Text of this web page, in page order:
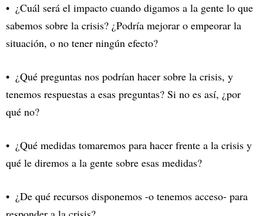
¿Cuál será el impacto cuando digamos a la gente lo que
sabemos sobre la crisis? ¿Podría mejorar o empeorar la
situación, o no tener ningún efecto?
¿Qué preguntas nos podrían hacer sobre la crisis, y
tenemos respuestas a esas preguntas? Si no es así, ¿por
qué no?
¿Qué medidas tomaremos para hacer frente a la crisis y
qué le diremos a la gente sobre esas medidas?
¿De qué recursos disponemos -o tenemos acceso- para